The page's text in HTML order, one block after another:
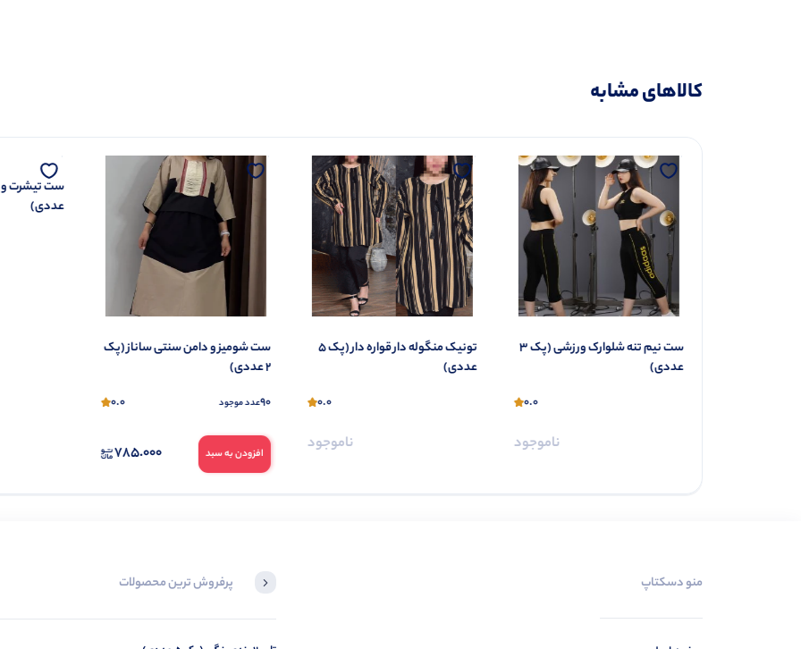
کالاهای مشابه
ست نیم تنه شلوارک ورزشی (پک 3
عددی)
0.0
ناموجود
تونیک منگوله دار قواره دار (پک 5
عددی)
0.0
ناموجود
ست شومیز و دامن سنتی ساناز (پک
2 عددی)
90عدد موجود 0.0
افزودن به سبد 785.000
عددی)
منو دسکتاپ پرفروش ترین محصولات